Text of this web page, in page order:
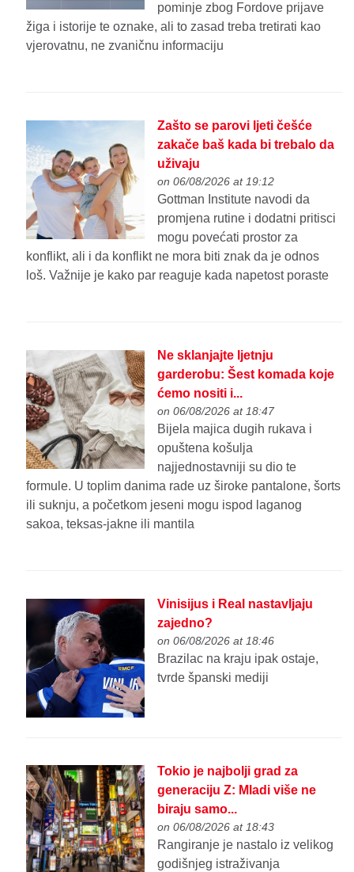
pominje zbog Fordove prijave
žiga i istorije te oznake, ali to zasad treba tretirati kao
vjerovatnu, ne zvaničnu informaciju
Zašto se parovi ljeti češće
zakače baš kada bi trebalo da
uživaju
on 06/08/2026 at 19:12
Gottman Institute navodi da
promjena rutine i dodatni pritisci
mogu povećati prostor za
konflikt, ali i da konflikt ne mora biti znak da je odnos
loš. Važnije je kako par reaguje kada napetost poraste
Ne sklanjajte ljetnju
garderobu: Šest komada koje
ćemo nositi i...
on 06/08/2026 at 18:47
Bijela majica dugih rukava i
opuštena košulja
najjednostavniji su dio te
formule. U toplim danima rade uz široke pantalone, šorts
ili suknju, a početkom jeseni mogu ispod laganog
sakoa, teksas-jakne ili mantila
Vinisijus i Real nastavljaju
zajedno?
on 06/08/2026 at 18:46
Brazilac na kraju ipak ostaje,
tvrde španski mediji
Tokio je najbolji grad za
generaciju Z: Mladi više ne
biraju samo...
on 06/08/2026 at 18:43
Rangiranje je nastalo iz velikog
godišnjeg istraživanja